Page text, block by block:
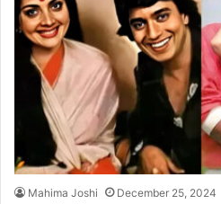
Mahima Joshi December 25, 2024